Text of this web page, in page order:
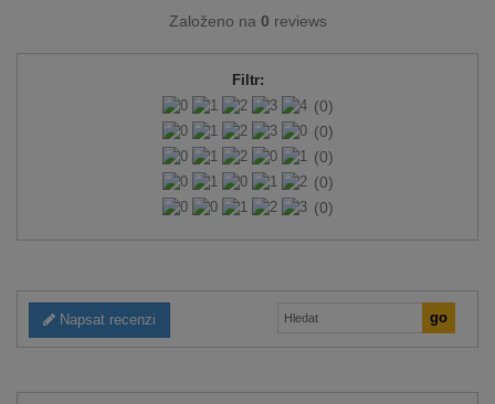
Založeno na 0 reviews
Filtr:
(0)
(0)
(0)
(0)
(0)
Napsat recenzi